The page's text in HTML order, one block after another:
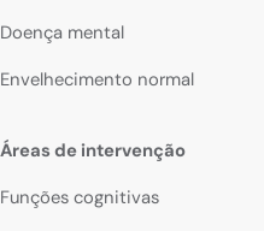
Doença mental
Envelhecimento normal
Áreas de intervenção
Funções cognitivas